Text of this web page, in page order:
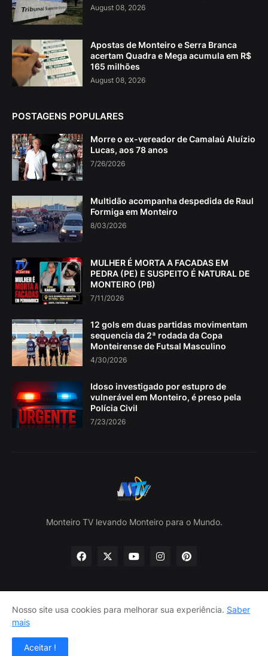
August 08, 2026
Apostas de Monteiro e Serra Branca
acertam Quadra e Mega acumula em R$
165 milhões
August 08, 2026
POSTAGENS POPULARES
Morre o ex-vereador de Camalaú Aluízio
Lucas, aos 78 anos
7/26/2026
Multidão acompanha despedida de Raul
Formiga em Monteiro
8/03/2026
MULHER É MORTA A FACADAS EM
PEDRA (PE) E SUSPEITO É NATURAL DE
MONTEIRO (PB)
7/11/2026
12 gols em duas partidas movimentam
sequencia da 2ª rodada da Copa
Monteirense de Futsal Masculino
4/30/2026
Idoso investigado por estupro de
vulnerável em Monteiro, é preso pela
Polícia Civil
7/23/2026
Monteiro TV levando Monteiro para o Mundo.
Home Sobre nós
política de Privacidade
Nosso site usa cookies para melhorar sua experiência. Saber
mais
Aceitar !